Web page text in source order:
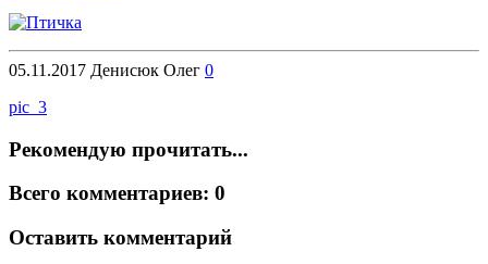
05.11.2017 Денисюк Олег 0
pic_3
Рекомендую прочитать...
Всего комментариев: 0
Оставить комментарий